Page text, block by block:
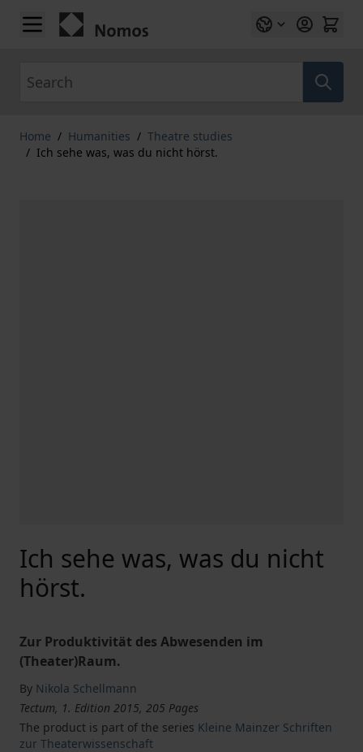
Skip to Content
Home / Humanities / Theatre studies
/ Ich sehe was, was du nicht hörst.
Ich sehe was, was du nicht
hörst.
Zur Produktivität des Abwesenden im
(Theater)Raum.
By Nikola Schellmann
Tectum, 1. Edition 2015, 205 Pages
The product is part of the series Kleine Mainzer Schriften
zur Theaterwissenschaft